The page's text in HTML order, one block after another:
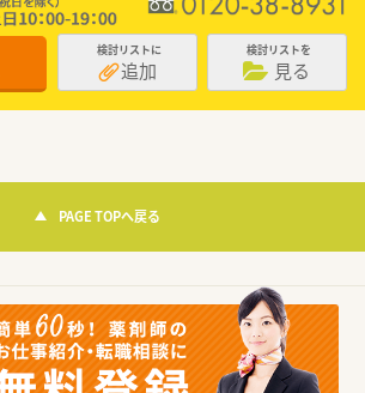
検討リストに
追加
検討リストを
見る
PAGE TOPへ戻る